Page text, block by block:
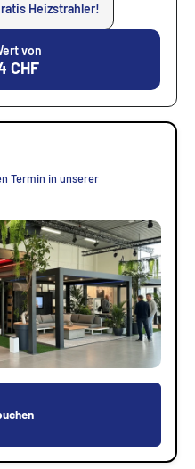
Heizstrahler!
von
CHF
Termin in unserer